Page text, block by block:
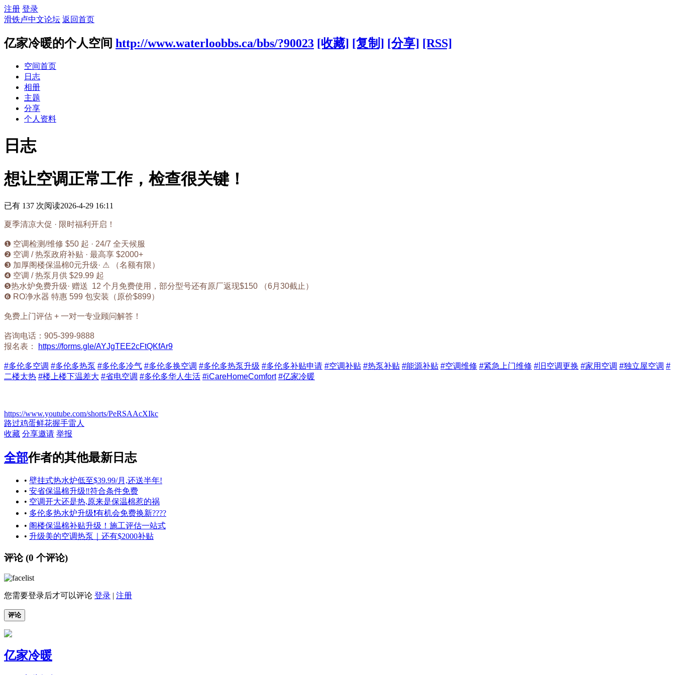
注册 登录
滑铁卢中文论坛 返回首页
亿家冷暖的个人空间 http://www.waterloobbs.ca/bbs/?90023 [收藏] [复制] [分享] [RSS]
空间首页
日志
相册
主题
分享
个人资料
日志
想让空调正常工作，检查很关键！
已有 137 次阅读2026-4-29 16:11
夏季清凉大促 · 限时福利开启！
❶ 空调检测/维修 $50 起 · 24/7 全天候服
❷ 空调 / 热泵政府补贴 · 最高享 $2000+
❸ 加厚阁楼保温棉0元升级· ⚠ （名额有限）
❹ 空调 / 热泵月供 $29.99 起
❺热水炉免费升级· 赠送 12 个月免费使用，部分型号还有原厂返现$150 （6月30截止）
❻ RO净水器 特惠 599 包安装（原价$899）
免费上门评估 + 一对一专业顾问解答！
咨询电话：905-399-9888
报名表：
https://forms.gle/AYJgTEE2cFtQKfAr9
#多伦多空调 #多伦多热泵 #多伦多冷气 #多伦多换空调 #多伦多热泵升级 #多伦多补贴申请 #空调补贴 #热泵补贴 #能源补贴 #空调维修 #紧急上门维修 #旧空调更换 #家用空调 #独立屋空调 #
二楼太热 #楼上楼下温差大 #省电空调 #多伦多华人生活 #iCareHomeComfort #亿家冷暖
https://www.youtube.com/shorts/PeRSAAcXIkc
路过鸡蛋鲜花握手雷人
收藏 分享邀请 举报
全部作者的其他最新日志
• 壁挂式热水炉低至$39.99/月,还送半年!
• 安省保温棉升级‼️符合条件免费
• 空调开大还是热,原来是保温棉惹的祸
• 多伦多热水炉升级❗️有机会免费换新????
• 阁楼保温棉补贴升级！施工评估一站式
• 升级美的空调热泵｜还有$2000补贴
评论 (0 个评论)
您需要登录后才可以评论 登录 | 注册
评论
亿家冷暖